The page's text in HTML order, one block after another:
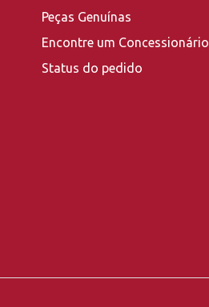
Peças Genuínas
Encontre um Concessionário
Status do pedido